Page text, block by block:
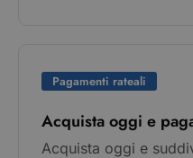
Pagamenti rateali
Acquista oggi e
Acquista oggi e